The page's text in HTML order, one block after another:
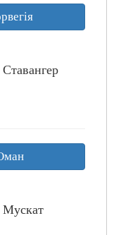
Ставангер
Мускат